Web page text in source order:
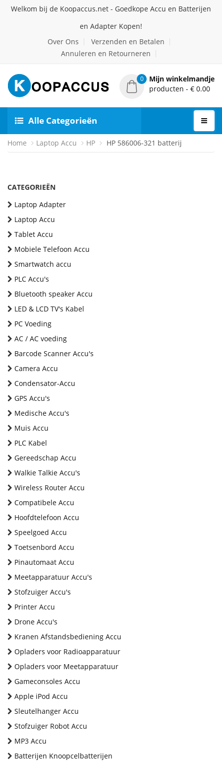
Welkom bij de Koopaccus.net - Goedkope Accu en Batterijen
en Adapter Kopen!
Over Ons
Verzenden en Betalen
Annuleren en Retourneren
0
Mijn winkelmandje
producten - € 0.00
Alle Categorieën
Home Laptop Accu HP HP 586006-321 batterij
CATEGORIEËN
Laptop Adapter
Laptop Accu
Tablet Accu
Mobiele Telefoon Accu
Smartwatch accu
PLC Accu's
Bluetooth speaker Accu
LED & LCD TV's Kabel
PC Voeding
AC / AC voeding
Barcode Scanner Accu's
Camera Accu
Condensator-Accu
GPS Accu's
Medische Accu's
Muis Accu
PLC Kabel
Gereedschap Accu
Walkie Talkie Accu's
Wireless Router Accu
Compatibele Accu
Hoofdtelefoon Accu
Speelgoed Accu
Toetsenbord Accu
Pinautomaat Accu
Meetapparatuur Accu's
Stofzuiger Accu's
Printer Accu
Drone Accu's
Kranen Afstandsbediening Accu
Opladers voor Radioapparatuur
Opladers voor Meetapparatuur
Gameconsoles Accu
Apple iPod Accu
Sleutelhanger Accu
Stofzuiger Robot Accu
MP3 Accu
Batterijen Knoopcelbatterijen